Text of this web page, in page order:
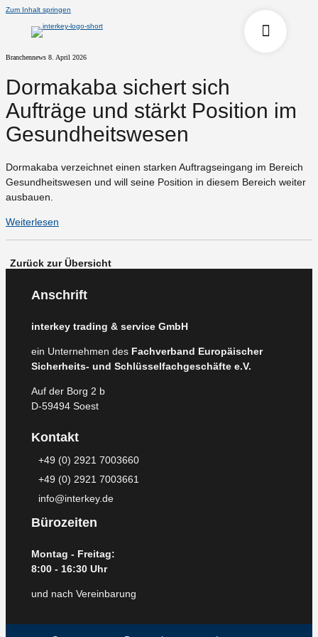
Zum Inhalt springen
Branchennews 8. April 2026
Dormakaba sichert sich
Aufträge und stärkt Position im
Gesundheitswesen
Dormakaba verzeichnet einen starken Auftragseingang im Bereich
Gesundheitswesen und will seine Position in diesem Bereich weiter
ausbauen.
Weiterlesen
Zurück zur Übersicht
Anschrift
interkey trading & service GmbH
ein Unternehmen des Fachverband Europäischer
Sicherheits- und Schlüsselfachgeschäfte e.V.
Auf der Borg 2 b
D-59494 Soest
Kontakt
+49 (0) 2921 7003660
+49 (0) 2921 7003661
info@interkey.de
Bürozeiten
Montag - Freitag:
8:00 - 16:30 Uhr
und nach Vereinbarung